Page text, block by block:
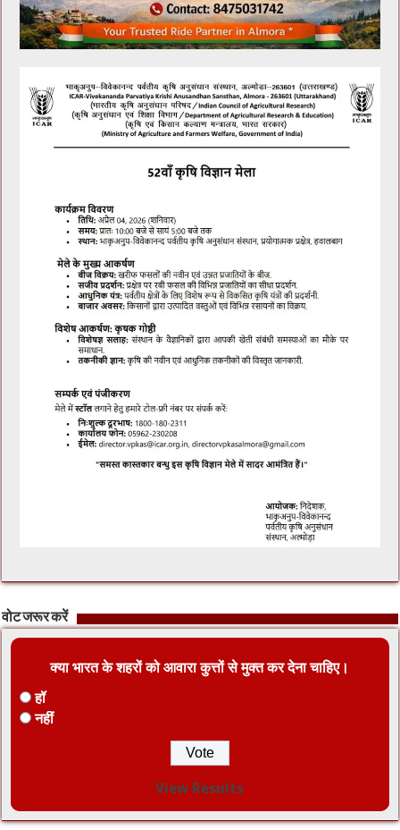
वोट जरूर करें
क्या भारत के शहरों को आवारा कुत्तों से मुक्त कर देना चाहिए।
हॉ
नहीं
View Results